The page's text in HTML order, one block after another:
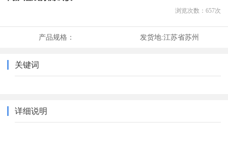
浏览次数： 657次
产品规格： 发货地:江苏省苏州
关键词
详细说明